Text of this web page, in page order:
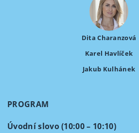
Dita Charanzová
Karel Havlíček
Jakub Kulhánek
PROGRAM
Úvodní slovo (10:00 – 10:10)